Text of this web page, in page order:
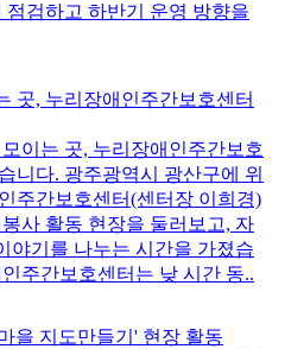
점검하고 하반기 운영 방향을
곳, 누리장애인주간보호센터
이는 곳, 누리장애인주간보호
니다. 광주광역시 광산구에 위
주간보호센터(센터장 이희경)
사 활동 현장을 둘러보고, 자
야기를 나누는 시간을 가졌습
주간보호센터는 낮 시간 동..
을 지도만들기' 현장 활동